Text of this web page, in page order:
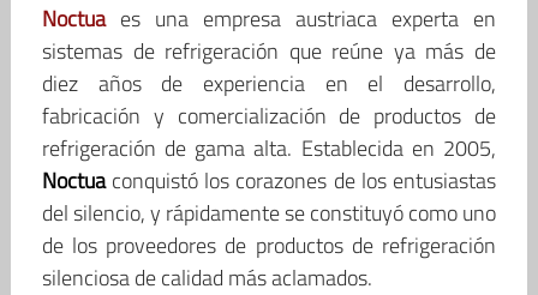
Noctuaes una empresa austriaca experta en
sistemas de refrigeración que reúne ya más de
diez años de experiencia en el desarrollo,
fabricación y comercialización de productos de
refrigeración de gama alta. Establecida en 2005,
Noctuaconquistó los corazones de los entusiastas
del silencio, y rápidamente se constituyó como uno
de los proveedores de productos de refrigeración
silenciosa de calidad más aclamados.